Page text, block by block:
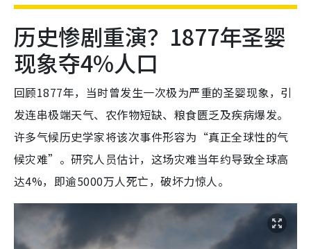
历史惨剧重演？1877年圣婴
现象夺4%人口
回顾1877年，当时曾发生一次极为严重的圣婴现象，引
发连串极端天气、农作物短缺、粮食匮乏及疾病爆发。
许多气候历史学家将该次事件形容为“真正全球性的气
候灾难”。研究人员估计，这场灾难当年约导致全球高
达4%，即逾5000万人死亡，破坏力惊人。